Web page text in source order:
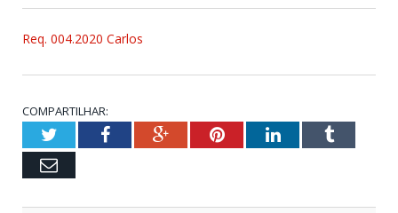
Req. 004.2020 Carlos
COMPARTILHAR:
TwitterFacebookGoogle+PinterestLinkedInTumblr
Email